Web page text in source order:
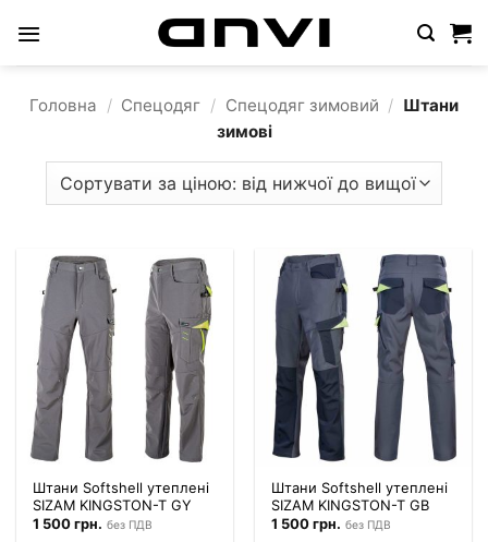
Головна / Спецодяг / Спецодяг зимовий / Штани
зимові
Штани Softshell утеплені
SIZAM KINGSTON-T GY
1 500грн. без ПДВ
Штани Softshell утеплені
SIZAM KINGSTON-T GB
1 500грн. без ПДВ